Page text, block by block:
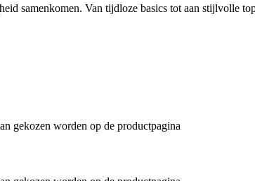
samenkomen. Van tijdloze basics tot aan stijlvolle
gekozen worden op de productpagina